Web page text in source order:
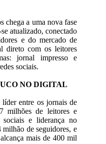
chega a uma nova fase
atualizado, conectado
e do mercado de
direto com os leitores
jornal impresso e
sociais.
NO DIGITAL
entre os jornais de
milhões de leitores e
sociais e liderança no
de seguidores, e
mais de 400 mil